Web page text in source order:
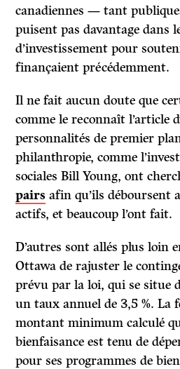
canadiennes — tant
puisent pas davantage dans
d’investissement pour
finançaient précédemment.
Il ne fait aucun doute que
comme le reconnaît l’article
personnalités de premier
philanthropie, comme
sociales Bill Young, ont
pairs afin qu’ils déboursent
actifs, et beaucoup l’ont fait.
D’autres sont allés plus loin
Ottawa de rajuster le
prévu par la loi, qui se situe
un taux annuel de 3,5 %. La
montant minimum calculé
bienfaisance est tenu de
pour ses programmes de